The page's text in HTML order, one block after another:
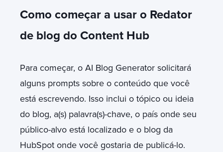
Como começar a usar o Redator
de blog do Content Hub
Para começar, o AI Blog Generator solicitará
alguns prompts sobre o conteúdo que você
está escrevendo. Isso inclui o tópico ou ideia
do blog, a(s) palavra(s)-chave, o país onde seu
público-alvo está localizado e o blog da
HubSpot onde você gostaria de publicá-lo.